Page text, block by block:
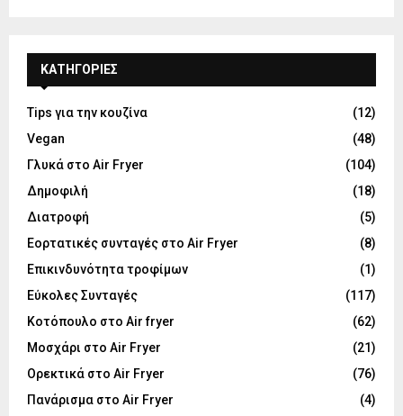
KΑΤΗΓΟΡΊΕΣ
Tips για την κουζίνα
(12)
Vegan
(48)
Γλυκά στο Air Fryer
(104)
Δημοφιλή
(18)
Διατροφή
(5)
Εορτατικές συνταγές στο Air Fryer
(8)
Επικινδυνότητα τροφίμων
(1)
Εύκολες Συνταγές
(117)
Κοτόπουλο στο Air fryer
(62)
Μοσχάρι στο Air Fryer
(21)
Ορεκτικά στο Air Fryer
(76)
Πανάρισμα στο Air Fryer
(4)